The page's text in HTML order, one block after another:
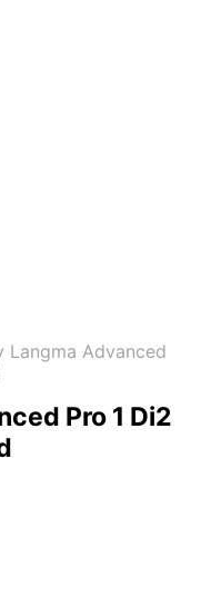
Langma Advanced
Pro 1 Di2